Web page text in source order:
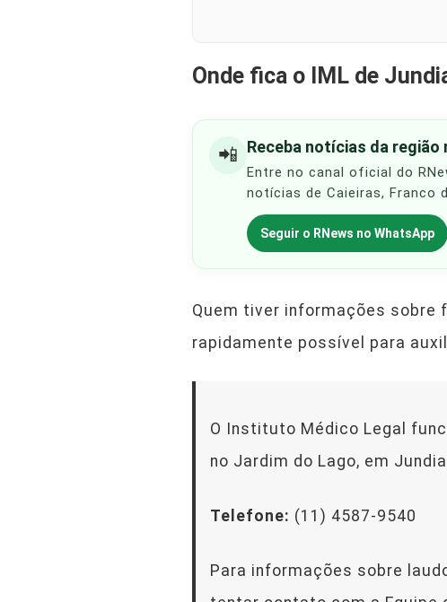
Onde fica o IML de
📲 Receba notícias da região
Entre no canal oficial do
notícias de Caieiras, Franco
Seguir o RNews no WhatsApp
Quem tiver informações sobre
rapidamente possível para
O Instituto Médico Legal
no Jardim do Lago, em
Telefone: (11) 4587-9540
Para informações sobre